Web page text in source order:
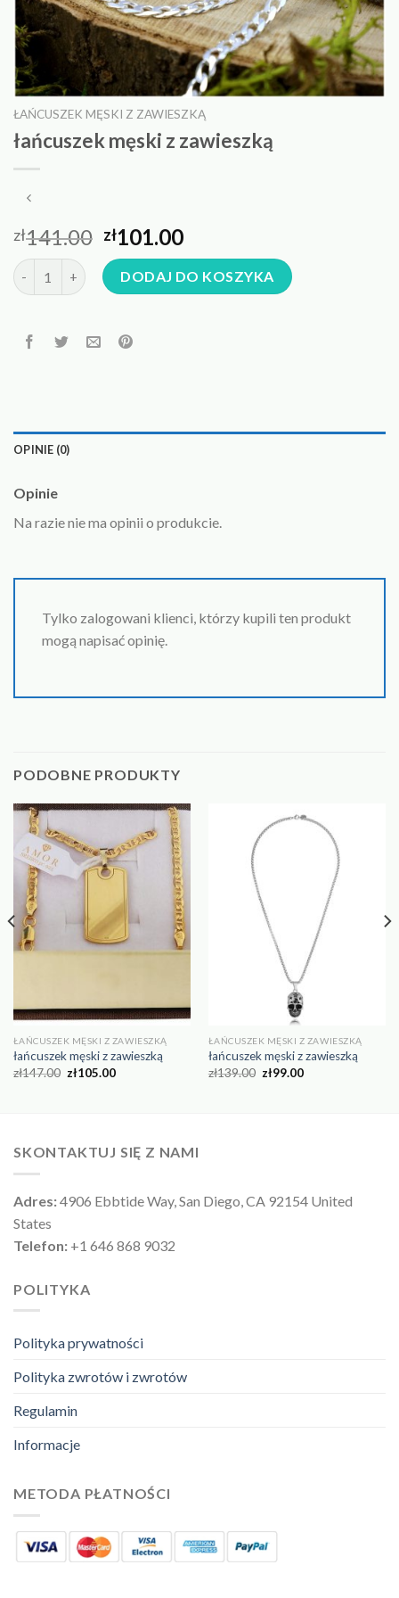
ŁAŃCUSZEK MĘSKI Z ZAWIESZKĄ
łańcuszek męski z zawieszką
zł141.00 zł101.00
ilość łańcuszek męski z zawieszką
DODAJ DO KOSZYKA
OPINIE (0)
Opinie
Na razie nie ma opinii o produkcie.
Tylko zalogowani klienci, którzy kupili ten produkt
mogą napisać opinię.
PODOBNE PRODUKTY
ŁAŃCUSZEK MĘSKI Z ZAWIESZKĄ
łańcuszek męski z zawieszką
zł147.00 zł105.00
ŁAŃCUSZEK MĘSKI Z ZAWIESZKĄ
łańcuszek męski z zawieszką
zł139.00 zł99.00
SKONTAKTUJ SIĘ Z NAMI
Adres:4906 Ebbtide Way, San Diego, CA 92154 United
States
Telefon: +1 646 868 9032
POLITYKA
Polityka prywatności
Polityka zwrotów i zwrotów
Regulamin
Informacje
METODA PŁATNOŚCI